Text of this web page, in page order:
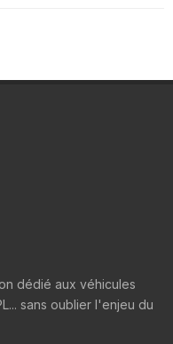
dédié aux véhicules
sans oublier l'enjeu du